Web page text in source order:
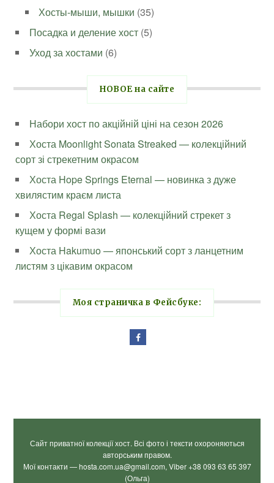
Хосты-мыши, мышки (35)
Посадка и деление хост (5)
Уход за хостами (6)
НОВОЕ на сайте
Набори хост по акційній ціні на сезон 2026
Хоста Moonlight Sonata Streaked — колекційний
сорт зі стрекетним окрасом
Хоста Hope Springs Eternal — новинка з дуже
хвилястим краєм листа
Хоста Regal Splash — колекційний стрекет з
кущем у формі вази
Хоста Hakumuo — японський сорт з ланцетним
листям з цікавим окрасом
Моя страничка в Фейсбуке:
Сайт приватної колекції хост. Всі фото і тексти охороняються
авторським правом.
Мої контакти — hosta.com.ua@gmail.com, Viber +38 093 63 65 397
(Ольга)